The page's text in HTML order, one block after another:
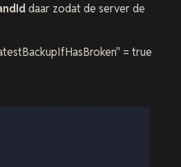
daar zodat de server de
= true